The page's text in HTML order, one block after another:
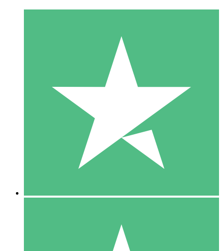
Pacotes de Créditos Individuais
Pague conforme o uso com créditos de download. Sem
1000
10 Downloads
20 00